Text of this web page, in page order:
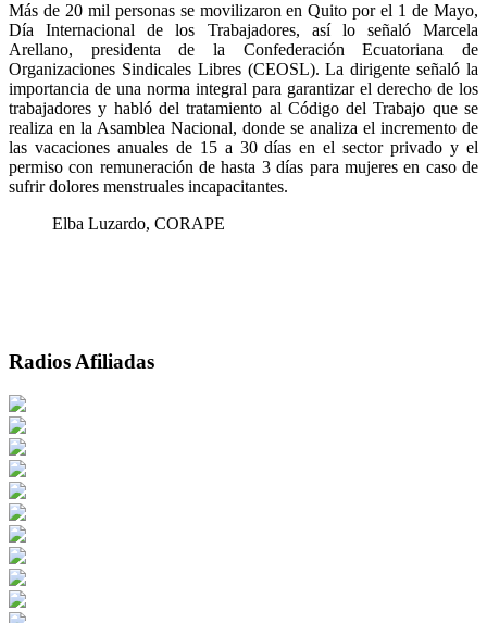
Más de 20 mil personas se movilizaron en Quito por el 1 de Mayo,
Día Internacional de los Trabajadores, así lo señaló Marcela
Arellano, presidenta de la Confederación Ecuatoriana de
Organizaciones Sindicales Libres (CEOSL). La dirigente señaló la
importancia de una norma integral para garantizar el derecho de los
trabajadores y habló del tratamiento al Código del Trabajo que se
realiza en la Asamblea Nacional, donde se analiza el incremento de
las vacaciones anuales de 15 a 30 días en el sector privado y el
permiso con remuneración de hasta 3 días para mujeres en caso de
sufrir dolores menstruales incapacitantes.
Elba Luzardo, CORAPE
Radios Afiliadas